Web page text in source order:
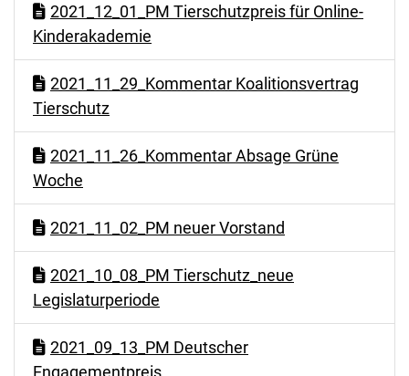
2021_12_01_PM Tierschutzpreis für Online-
Kinderakademie
2021_11_29_Kommentar Koalitionsvertrag
Tierschutz
2021_11_26_Kommentar Absage Grüne
Woche
2021_11_02_PM neuer Vorstand
2021_10_08_PM Tierschutz_neue
Legislaturperiode
2021_09_13_PM Deutscher
Engagementpreis